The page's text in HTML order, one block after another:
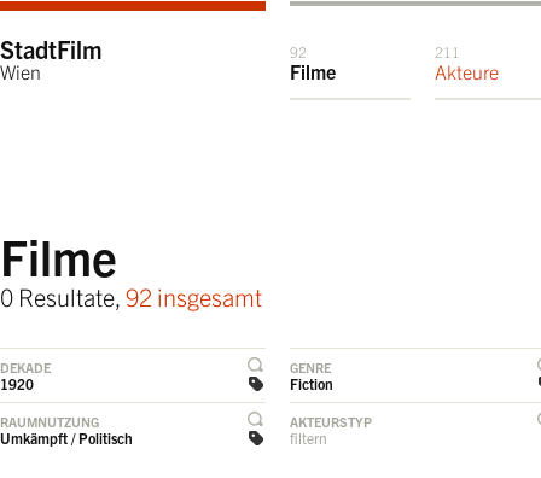
StadtFilm
Wien
92
Filme
211
Akteure
Filme
0 Resultate, 92 insgesamt
DEKADE
1920
GENRE
Fiction
RAUMNUTZUNG
Umkämpft / Politisch
AKTEURSTYP
filtern